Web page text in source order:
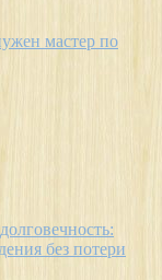
мастер по
без потери